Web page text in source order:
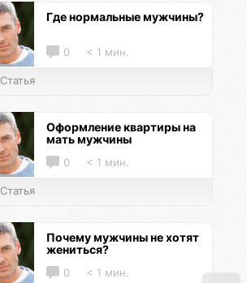
Где нормальные мужчины?
0 < 1 мин.
Статья
Оформление квартиры на
мать мужчины
0 < 1 мин.
Статья
Почему мужчины не хотят
жениться?
0 < 1 мин.